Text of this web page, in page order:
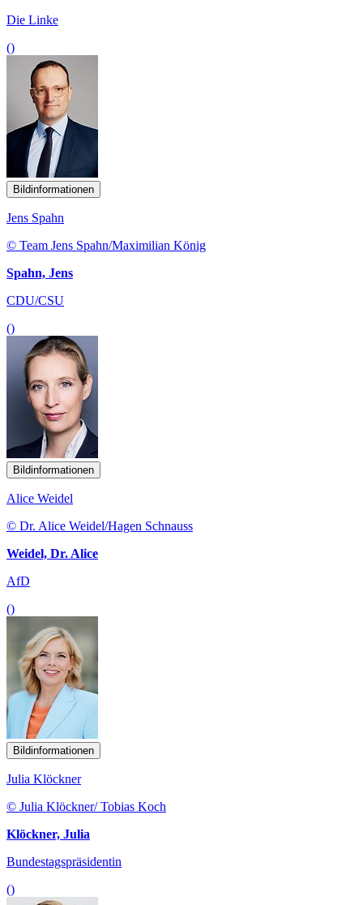
Die Linke
()
Bildinformationen
Jens Spahn
© Team Jens Spahn/Maximilian König
Spahn, Jens
CDU/CSU
()
Bildinformationen
Alice Weidel
© Dr. Alice Weidel/Hagen Schnauss
Weidel, Dr. Alice
AfD
()
Bildinformationen
Julia Klöckner
© Julia Klöckner/ Tobias Koch
Klöckner, Julia
Bundestagspräsidentin
()